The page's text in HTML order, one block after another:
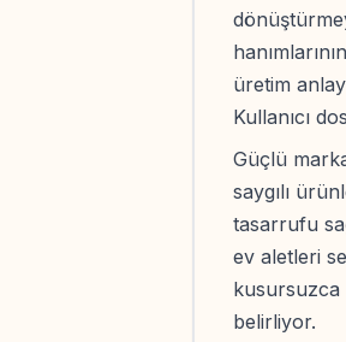
üretim
Kullanıcı
Güçlü
saygılı
tasarrufu
ev aletleri
kusursuzca
belirliyor.